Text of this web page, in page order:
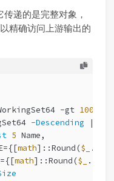
递的是完整对象，
精确访问上游输出的
-gt 100
-Descending |
5 Name,
math]::Round($_
math]::Round($_